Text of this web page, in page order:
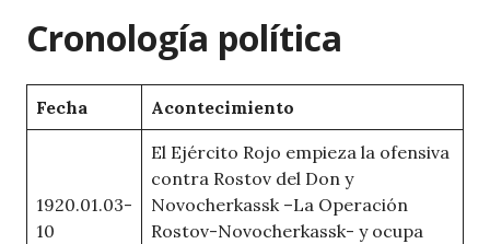
Cronología política
Fecha Acontecimiento
1920.01.03-
10
El Ejército Rojo empieza la ofensiva
contra Rostov del Don y
Novocherkassk –La Operación
Rostov-Novocherkassk- y ocupa